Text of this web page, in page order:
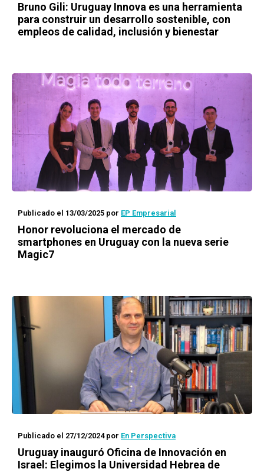
Bruno Gili: Uruguay Innova es una herramienta
para construir un desarrollo sostenible, con
empleos de calidad, inclusión y bienestar
Publicado el 13/03/2025 por EP Empresarial
Honor revoluciona el mercado de
smartphones en Uruguay con la nueva serie
Magic7
Publicado el 27/12/2024por En Perspectiva
Uruguay inauguró Oficina de Innovación en
Israel: Elegimos la Universidad Hebrea de